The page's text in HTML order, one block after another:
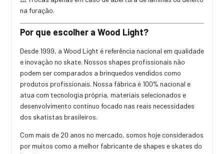
na furação.
Por que escolher a Wood Light?
Desde 1999, a Wood Light é referência nacional em qualidade
e inovação no skate. Nossos shapes profissionais não
podem ser comparados a brinquedos vendidos como
produtos profissionais. Nossa fábrica é 100% nacional e
atua com tecnologia própria, materiais selecionados e
desenvolvimento contínuo focado nas reais necessidades
dos skatistas brasileiros.
Com mais de 20 anos no mercado, somos hoje considerados
por muitos como a melhor fabricante de shapes e skates do